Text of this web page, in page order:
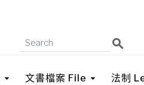
文書檔案 File 法制